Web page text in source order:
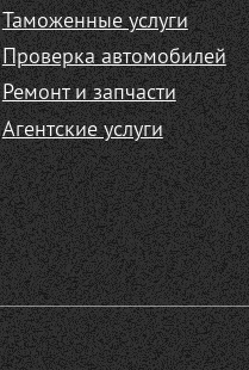
Таможенные услуги
Проверка автомобилей
Ремонт и запчасти
Агентские услуги